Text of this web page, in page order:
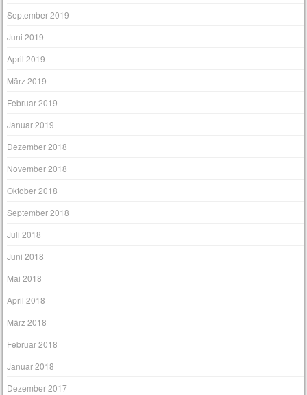
September 2019
Juni 2019
April 2019
März 2019
Februar 2019
Januar 2019
Dezember 2018
November 2018
Oktober 2018
September 2018
Juli 2018
Juni 2018
Mai 2018
April 2018
März 2018
Februar 2018
Januar 2018
Dezember 2017